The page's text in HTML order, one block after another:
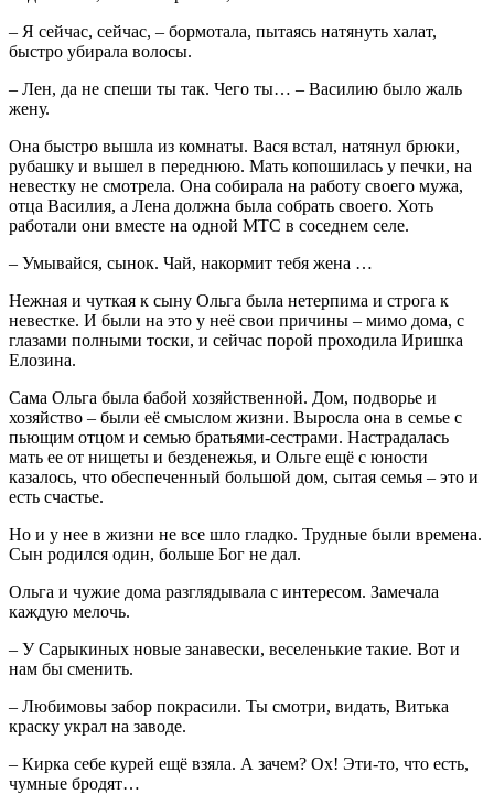
– Я сейчас, сейчас, – бормотала, пытаясь натянуть халат,
быстро убирала волосы.
– Лен, да не спеши ты так. Чего ты… – Василию было жаль
жену.
Она быстро вышла из комнаты. Вася встал, натянул брюки,
рубашку и вышел в переднюю. Мать копошилась у печки, на
невестку не смотрела. Она собирала на работу своего мужа,
отца Василия, а Лена должна была собрать своего. Хоть
работали они вместе на одной МТС в соседнем селе.
– Умывайся, сынок. Чай, накормит тебя жена …
Нежная и чуткая к сыну Ольга была нетерпима и строга к
невестке. И были на это у неё свои причины – мимо дома, с
глазами полными тоски, и сейчас порой проходила Иришка
Елозина.
Сама Ольга была бабой хозяйственной. Дом, подворье и
хозяйство – были её смыслом жизни. Выросла она в семье с
пьющим отцом и семью братьями-сестрами. Настрадалась
мать ее от нищеты и безденежья, и Ольге ещё с юности
казалось, что обеспеченный большой дом, сытая семья – это и
есть счастье.
Но и у нее в жизни не все шло гладко. Трудные были времена.
Сын родился один, больше Бог не дал.
Ольга и чужие дома разглядывала с интересом. Замечала
каждую мелочь.
– У Сарыкиных новые занавески, веселенькие такие. Вот и
нам бы сменить.
– Любимовы забор покрасили. Ты смотри, видать, Витька
краску украл на заводе.
– Кирка себе курей ещё взяла. А зачем? Ох! Эти-то, что есть,
чумные бродят…